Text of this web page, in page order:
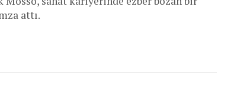
attı.